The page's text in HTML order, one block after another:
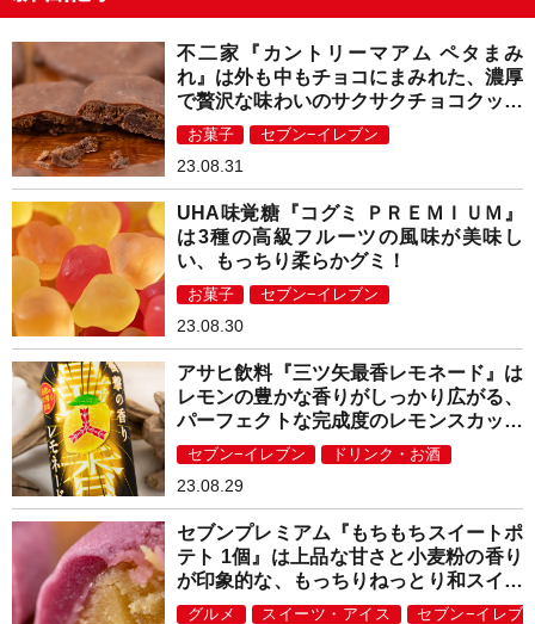
不二家『カントリーマアム ペタまみ
れ』は外も中もチョコにまみれた、濃厚
で贅沢な味わいのサクサクチョコクッキ
ー！
お菓子 セブン−イレブン
23.08.31
UHA味覚糖『コグミ ＰＲＥＭＩＵＭ』
は3種の高級フルーツの風味が美味し
い、もっちり柔らかグミ！
お菓子 セブン−イレブン
23.08.30
アサヒ飲料『三ツ矢最香レモネード』は
レモンの豊かな香りがしっかり広がる、
パーフェクトな完成度のレモンスカッシ
ュ！
セブン−イレブン ドリンク・お酒
23.08.29
セブンプレミアム『もちもちスイートポ
テト 1個』は上品な甘さと小麦粉の香り
が印象的な、もっちりねっとり和スイー
ツ！
グルメ スイーツ・アイス
セブン−イレブ